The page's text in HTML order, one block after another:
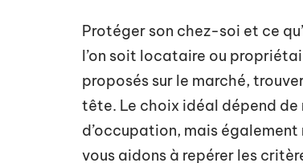
Protéger son chez-soi et ce
l’on soit locataire ou
proposés sur le marché,
tête. Le choix idéal dépend
d’occupation, mais
vous aidons à repérer les